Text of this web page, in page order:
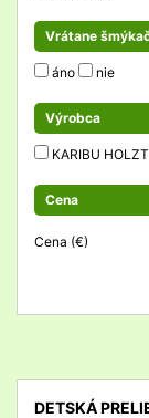
Vrátane
áno nie
Výrobca
KARIBU
Cena
Cena (€)
DETSKÁ